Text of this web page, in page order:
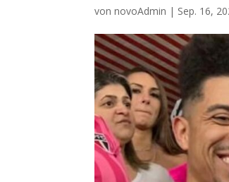
vonnovoAdmin | Sep. 16,